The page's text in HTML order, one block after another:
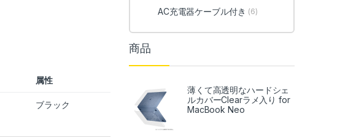
属性
ブラック
AC充電器ケーブル付き (6)
商品
薄くて高透明なハードシェ
ルカバーClearラメ入り for
MacBook Neo